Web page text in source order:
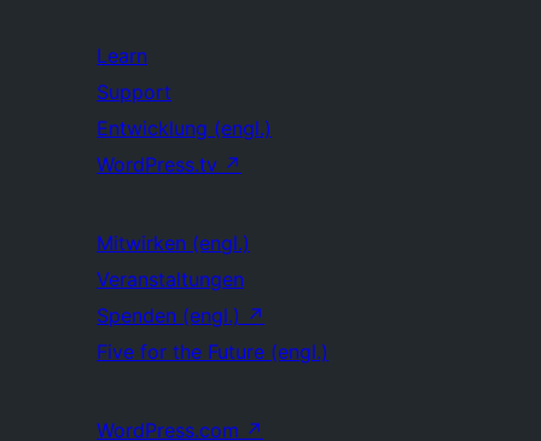
Learn
Support
Entwicklung (engl.)
WordPress.tv ↗
Mitwirken (engl.)
Veranstaltungen
Spenden (engl.) ↗
Five for the Future (engl.)
WordPress.com ↗